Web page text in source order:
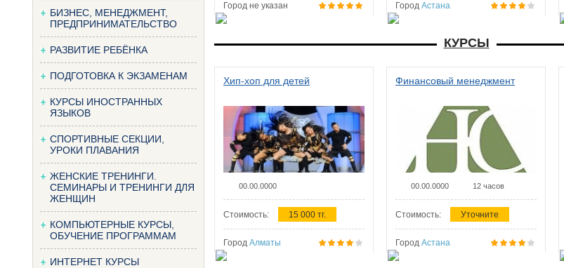
БИЗНЕС, МЕНЕДЖМЕНТ,
ПРЕДПРИНИМАТЕЛЬСТВО
РАЗВИТИЕ РЕБЁНКА
ПОДГОТОВКА К ЭКЗАМЕНАМ
КУРСЫ ИНОСТРАННЫХ
ЯЗЫКОВ
СПОРТИВНЫЕ СЕКЦИИ,
УРОКИ ПЛАВАНИЯ
ЖЕНСКИЕ ТРЕНИНГИ.
СЕМИНАРЫ И ТРЕНИНГИ ДЛЯ
ЖЕНЩИН
КОМПЬЮТЕРНЫЕ КУРСЫ,
ОБУЧЕНИЕ ПРОГРАММАМ
ИНТЕРНЕТ КУРСЫ
Город не указан Город Астана
КУРСЫ
Хип-хоп для детей
00.00.0000
Стоимость: 15 000 тг.
Город Алматы
Финансовый менеджмент
00.00.0000 12 часов
Стоимость: Уточните
Город Астана